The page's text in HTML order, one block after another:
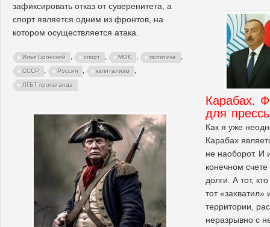
зафиксировать отказ от суверенитета, а
спорт является одним из фронтов, на
котором осуществляется атака.
Илья Бронский , спорт , МОК , политика ,
СССР , Россия , капитализм ,
ЛГБТ пропаганда
Карабах.
для
Как я уже
Карабах
не наоборот. И
конечном
долги. А тот,
тот
территории,
неразрывно с